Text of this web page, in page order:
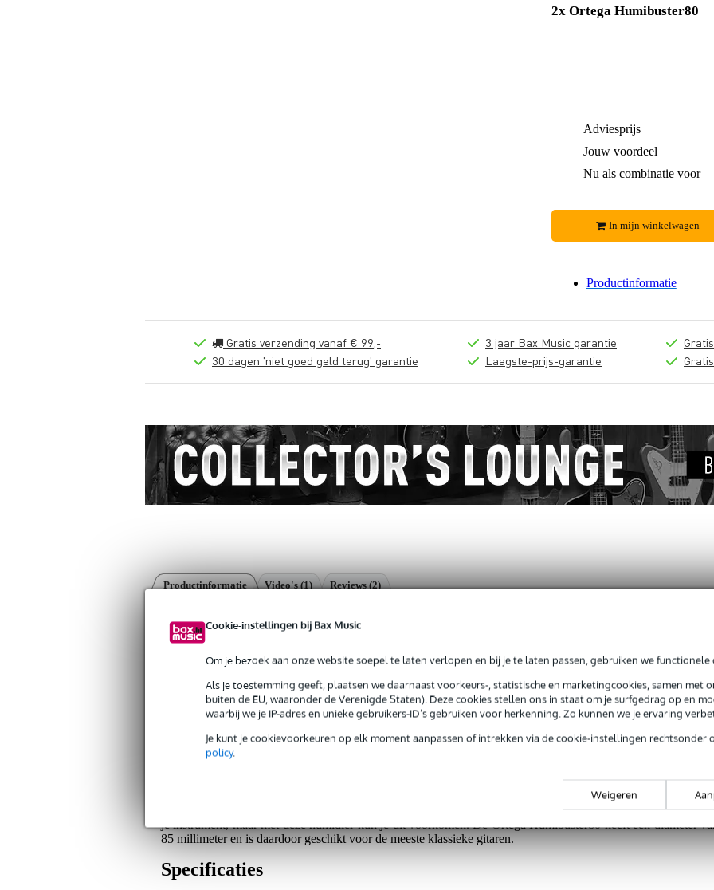
Cookie-instellingen bij Bax Music
Om je bezoek aan onze website soepel te laten verlopen en bij je te laten passen, gebruiken we functionele
Als je toestemming geeft, plaatsen we daarnaast voorkeurs-, statistische en marketingcookies, samen met
buiten de EU, waaronder de Verenigde Staten). Deze cookies stellen ons in staat om je surfgedrag op en
waarbij we je IP-adres en unieke gebruikers-ID’s gebruiken voor herkenning. Zo kunnen we je ervaring
Je kunt je cookievoorkeuren op elk moment aanpassen of intrekken via de cookie-instellingen rechtsonder
policy.
Weigeren
2x Ortega Humibuster80
Adviesprijs
Jouw voordeel
Nu als combinatie voor
In mijn winkelwagen
Productinformatie
Gratis verzending vanaf € 99,-
30 dagen 'niet goed geld terug' garantie
3 jaar Bax Music garantie
Laagste-prijs-garantie
Productinformatie Video's (1) Reviews(2)
Ortega Humibuster80 klankgat demper en bevochtiger
Artikelnr:9000-0043-0131
Servicebelofte
Bax Music Garantie: Op dit product krijg je 3 jaar Bax Music Garantie.
Op dit product krijg je 3 jaar Bax Music Garantie.
Ortega biedt met de Humibuster80 een alles-in-één-oplossing. Je kunt hem namelijk gebruiken als
klankgatdemper, waardoor je ongewenste feedback tegen kunt gaan tijdens optredens. Daarnaast fungeert
Humibuster ook als bevochtiger. Een te lage luchtvochtigheid kan een negatief effect hebben op de klank van
je instrument, maar met deze humidier kun je dit voorkomen. De Ortega Humibuster80 heeft een diameter
85 millimeter en is daardoor geschikt voor de meeste klassieke gitaren.
Specificaties